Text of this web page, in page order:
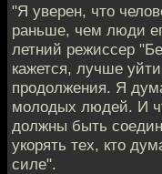
"Я уверен, что
раньше, чем люди
летний режиссер
кажется, лучше
продолжения. Я
молодых людей. И
должны быть
укорять тех, кто
силе".